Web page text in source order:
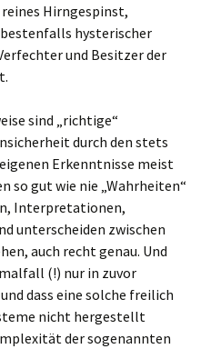
reines Hirngespinst,
hysterischer
und Besitzer der
sind „richtige“
durch den stets
Erkenntnisse meist
so gut wie nie „Wahrheiten“
Interpretationen,
unterscheiden zwischen
auch recht genau. Und
(!) nur in zuvor
dass eine solche freilich
nicht hergestellt
der sogenannten